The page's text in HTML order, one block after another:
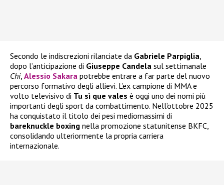
Secondo le indiscrezioni rilanciate da Gabriele Parpiglia
dopo l’anticipazione di Giuseppe Candela sul settimanale
Chi, Alessio Sakara potrebbe entrare a far parte del nuovo
percorso formativo degli allievi. L’ex campione di MMA e
volto televisivo di Tu sì que vales è oggi uno dei nomi più
importanti degli sport da combattimento. Nell’ottobre 2025
ha conquistato il titolo dei pesi mediomassimi di
bareknuckle boxing nella promozione statunitense BKFC,
consolidando ulteriormente la propria carriera
internazionale.